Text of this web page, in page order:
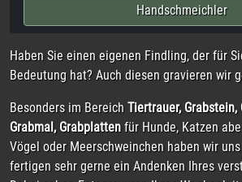
Fußabdrücke oder auch Handabdrücke Ihres
schicken. Dabei ist es möglich, die
verschiedenen Farben umzusetzen.
Nicht nur im Bereich Trauer lassen sich
Ein besonderes Geschenk und Andenken an
unserHochzeitsstein. Mit einem schönen
dem Lebensbaum bleibt diesesGeschenk
Erinnerung. Auch zu Anlässen wie